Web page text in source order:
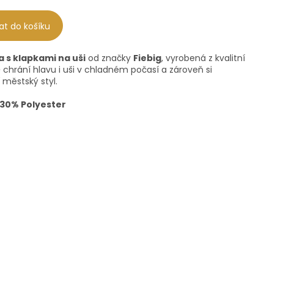
do košíku
s klapkami na uši od značky Fiebig, vyrobená z kvalitní
chrání hlavu i uši v chladném počasí a zároveň si
styl.
Polyester